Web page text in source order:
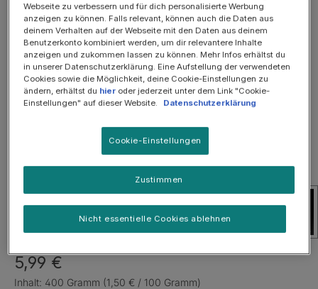
Bildergalerie überspringen
SOMMER-SALE: 25%
5,99 €
Inhalt: 400 Gramm (1,50 € / 100 Gramm)
Webseite zu verbessern und für dich personalisierte Werbung
anzeigen zu können. Falls relevant, können auch die Daten aus
deinem Verhalten auf der Webseite mit den Daten aus deinem
Benutzerkonto kombiniert werden, um dir relevantere Inhalte
anzeigen und zukommen lassen zu können. Mehr Infos erhältst du
in unserer Datenschutzerklärung. Eine Aufstellung der verwendeten
Cookies sowie die Möglichkeit, deine Cookie-Einstellungen zu
ändern, erhältst du hier oder jederzeit unter dem Link "Cookie-
Einstellungen" auf dieser Website.
Datenschutzerklärung
Cookie-Einstellungen
Nicht essentielle Cookies ablehnen
Zustimmen